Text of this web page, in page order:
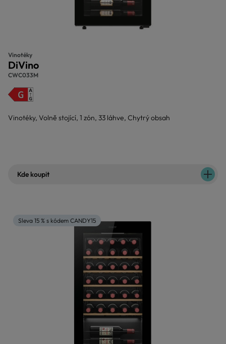
Vinotéky
DiVino
CWC033M
Vinotéky, Volně stojící, 1 zón, 33 láhve, Chytrý obsah
Kde koupit
Sleva 15 % s kódem CANDY15